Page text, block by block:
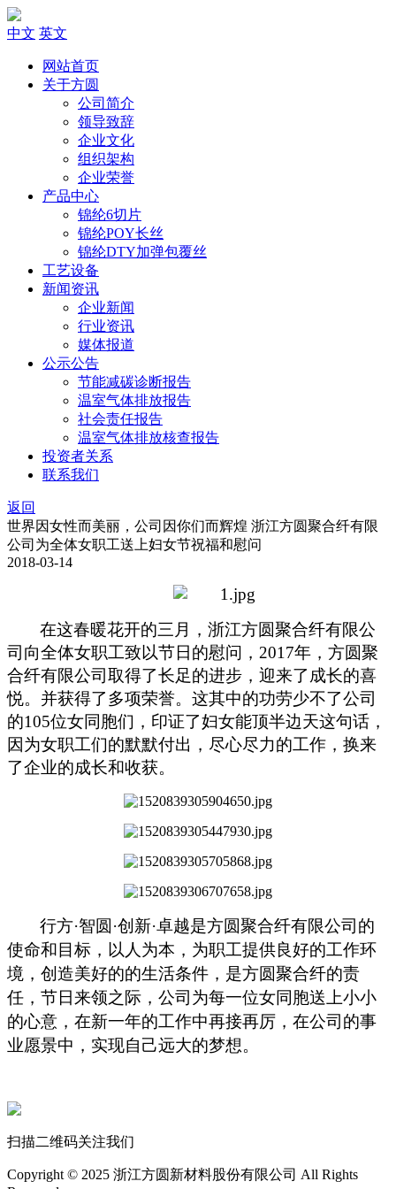
中文 英文
网站首页
关于方圆
公司简介
领导致辞
企业文化
组织架构
企业荣誉
产品中心
锦纶6切片
锦纶POY长丝
锦纶DTY加弹包覆丝
工艺设备
新闻资讯
企业新闻
行业资讯
媒体报道
公示公告
节能减碳诊断报告
温室气体排放报告
社会责任报告
温室气体排放核查报告
投资者关系
联系我们
返回
世界因女性而美丽，公司因你们而辉煌 浙江方圆聚合纤有限
公司为全体女职工送上妇女节祝福和慰问
2018-03-14
在这春暖花开的三月，浙江方圆聚合纤有限公
司向全体女职工致以节日的慰问， 2017年，方圆聚
合纤有限公司取得了长足的进步，迎来了成长的喜
悦。并获得了多项荣誉。这其中的功劳少不了公司
的105位女同胞们，印证了妇女能顶半边天这句话，
因为女职工们的默默付出，尽心尽力的工作，换来
了企业的成长和收获。
行方·智圆·创新·卓越是方圆聚合纤有限公司的
使命和目标，以人为本，为职工提供良好的工作环
境，创造美好的的生活条件，是方圆聚合纤的责
任，节日来领之际，公司为每一位女同胞送上小小
的心意，在新一年的工作中再接再厉，在公司的事
业愿景中，实现自己远大的梦想。
扫描二维码关注我们
Copyright © 2025 浙江方圆新材料股份有限公司 All Rights